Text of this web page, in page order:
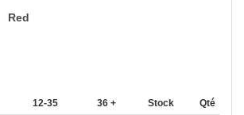
Red
12-35 36 + Stock Qté